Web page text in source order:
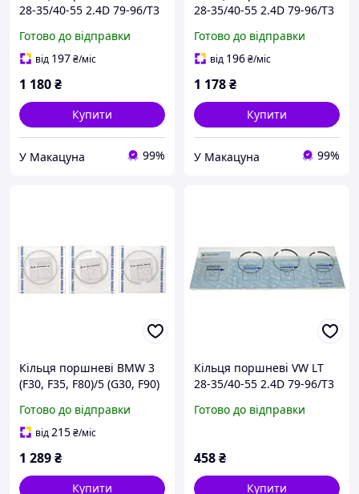
28-35/40-55 2.4D 79-96/T3
(1.75-2-3) (4 cyl) 029 55
N0TD
Готово до відправки
від 197₴/міс
1 180₴
Купити
У Макацуна 99%
28-35/40-55 2.4D 79-96/T3
(1.75-2-3) 029 55 N2TD
Готово до відправки
від 196₴/міс
1 178₴
Купити
У Макацуна 99%
Кільця поршневі BMW 3
(F30, F35, F80)/5 (G30, F90)
(84.00mm/STD) (1.5-1.5-2)
081 RS 00128 0N0TD
Готово до відправки
від215₴/міс
1 289₴
Купити
Кільця поршневі VW LT
28-35/40-55 2.4D 79-96/T3
(1.75-2-3) (4 cyl)
Готово до відправки
458₴
Купити